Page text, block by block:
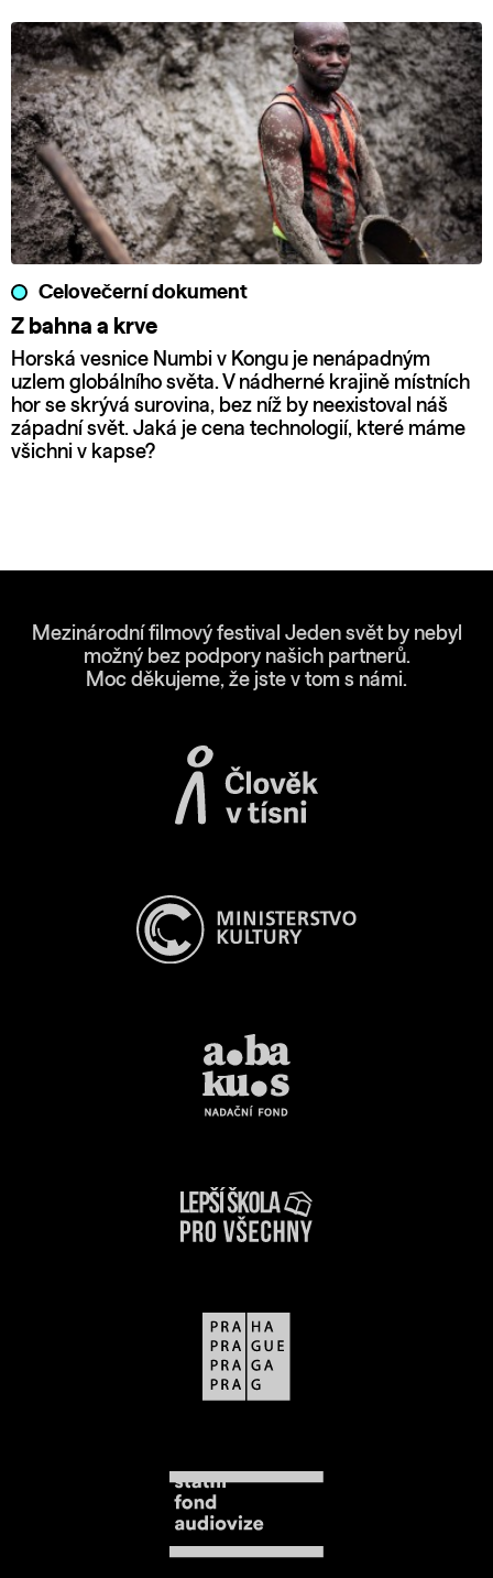
Celovečerní dokument
Z bahna a krve
Horská vesnice Numbi v Kongu je nenápadným
uzlem globálního světa. V nádherné krajině místních
hor se skrývá surovina, bez níž by neexistoval náš
západní svět. Jaká je cena technologií, které máme
všichni v kapse?
Mezinárodní filmový festival Jeden svět by nebyl
možný bez podpory našich partnerů.
Moc děkujeme, že jste v tom s námi.